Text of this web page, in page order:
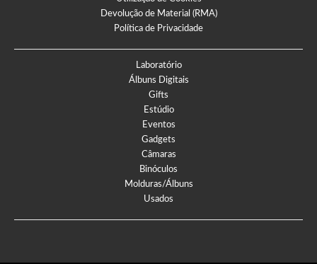
Devolução de Material (RMA)
Política de Privacidade
Laboratório
Álbuns Digitais
Gifts
Estúdio
Eventos
Gadgets
Câmaras
Binóculos
Molduras/Álbuns
Usados